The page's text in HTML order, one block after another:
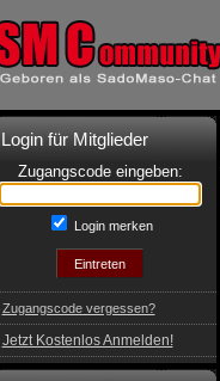
Login für Mitglieder
Zugangscode eingeben:
Login merken
Zugangscode vergessen?
Jetzt Kostenlos Anmelden!